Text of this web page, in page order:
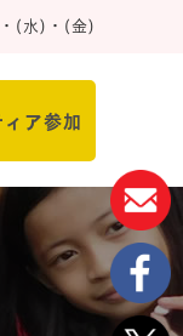
(水)・(金)
ア参加